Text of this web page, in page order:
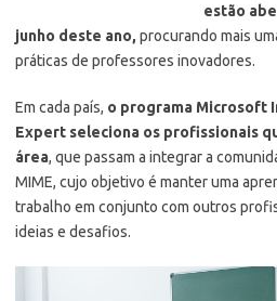
estão
junho deste ano, procurando mais
práticas de professores inovadores.
Em cada país, o programa Microsoft
Expert seleciona os profissionais
área, que passam a integrar a
MIME, cujo objetivo é manter uma
trabalho em conjunto com outros
ideias e desafios.